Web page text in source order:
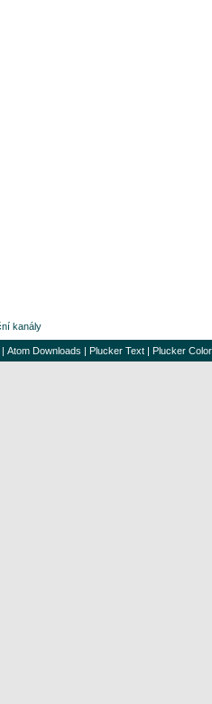
kanály
| Atom Downloads | Plucker Text | Plucker Color